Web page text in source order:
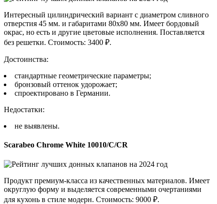
Интересный цилиндрический вариант с диаметром сливного
отверстия 45 мм. и габаритами 80х80 мм. Имеет бордовый
окрас, но есть и другие цветовые исполнения. Поставляется
без решетки. Стоимость: 3400 ₽.
Достоинства:
стандартные геометрические параметры;
бронзовый оттенок удорожает;
спроектировано в Германии.
Недостатки:
не выявлены.
Scarabeo Chrome White 10010/C/CR
Продукт премиум-класса из качественных материалов. Имеет
округлую форму и выделяется современными очертаниями
для кухонь в стиле модерн. Стоимость: 9000 ₽.